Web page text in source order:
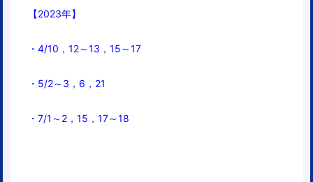
【2023年】
・4/10，12～13，15～17
・5/2～3，6，21
・7/1～2，15，17～18